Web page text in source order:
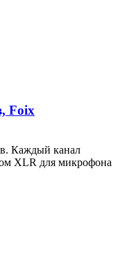
Foix
Каждый канал
XLR для микрофона